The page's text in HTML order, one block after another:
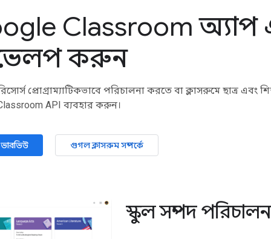
Classroom অ্যাপ
করুন
প্রোগ্রাম্যাটিকভাবে পরিচালনা করতে বা ক্লাসরুমে ছাত্র
API ব্যবহার করুন।
গুগল ক্লাসরুম সম্পর্কে
স্কুল সম্পদ